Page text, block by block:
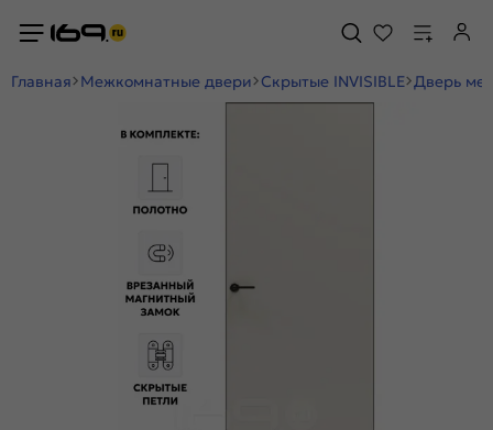
Главная Межкомнатные двери Скрытые INVISIBLE Дверь